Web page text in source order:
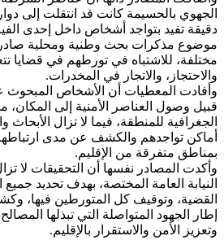
الجهوي بالحسيمة كانت قد انتقلت إلى
دقيقة تفيد بتواجد أشخاص داخل إحدى
موضوع مذكرات بحث وطنية ومحلية
مختلفة، للاشتباه في تورطهم في قضايا
والاحتجاز، والاتجار في المخدرات.
وأفادت المعطيات أن الأشخاص المبحوث
قبيل وصول العناصر الأمنية إلى
الجغرافية للمنطقة، فيما لا تزال الأبحاث
أماكن تواجدهم والكشف عن مدى
بمناطق متفرقة من الإقليم.
وأكدت المصادر نفسها أن التحقيقات لا
النيابة العامة المختصة، بهدف تحديد جميع
القضية، وتوقيف كل المتورطين فيها،
إطار الجهود المتواصلة التي تبذلها
وتعزيز الأمن والاستقرار بالإقليم.